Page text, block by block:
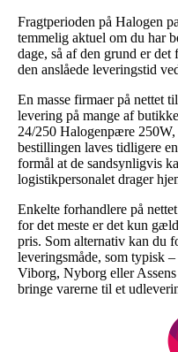
Fragtperioden på Halogen
temmelig aktuel om du har
dage, så af den grund er det
den anslåede leveringstid
En masse firmaer på nettet
levering på mange af
24/250 Halogenpære
bestillingen laves tidligere
formål at de sandsynligvis
logistikpersonalet drager
Enkelte forhandlere på
for det meste er det kun
pris. Som alternativ kan du
leveringsmåde, som typisk
Viborg, Nyborg eller
bringe varerne til et